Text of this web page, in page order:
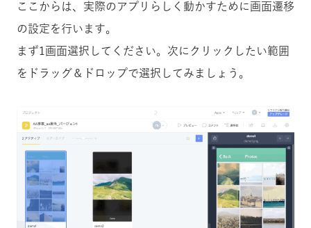
ここからは、実際のアプリらしく動かすために画面遷移
の設定を行います。
まず1画面選択してください。次にクリックしたい範囲
をドラッグ＆ドロップで選択してみましょう。